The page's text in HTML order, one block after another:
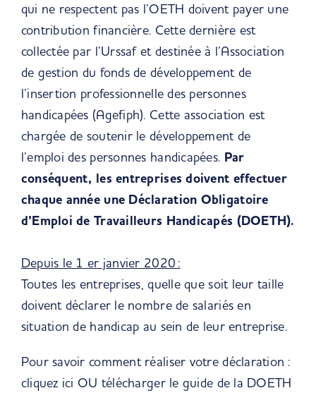
qui ne respectent pas l’OETH doivent payer une
contribution financière. Cette dernière est
collectée par l’Urssaf et destinée à l’Association
de gestion du fonds de développement de
l’insertion professionnelle des personnes
handicapées (Agefiph). Cette association est
chargée de soutenir le développement de
l’emploi des personnes handicapées. Par
conséquent, les entreprises doivent effectuer
chaque année une Déclaration Obligatoire
d’Emploi de Travailleurs Handicapés (DOETH).
Depuis le 1 er janvier 2020 :
Toutes les entreprises, quelle que soit leur taille
doivent déclarer le nombre de salariés en
situation de handicap au sein de leur entreprise.
Pour savoir comment réaliser votre déclaration :
cliquez ici OU télécharger le guide de la DOETH